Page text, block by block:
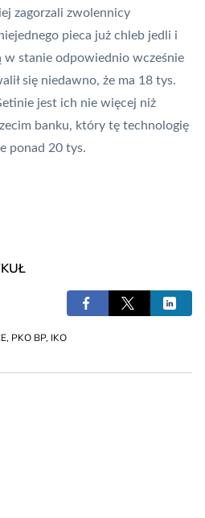
zagorzali zwolennicy
pieca już chleb jedli i
w stanie odpowiednio wcześnie
się niedawno, że ma 18 tys.
jest ich nie więcej niż
banku, który tę technologię
ponad 20 tys.
, PKO BP, IKO